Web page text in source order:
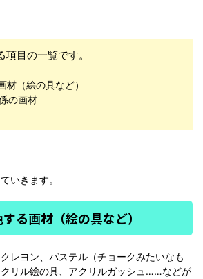
目の一覧です。
材（絵の具など）
の画材
いきます。
る画材（絵の具など）
レヨン、パステル（チョークみたいなも
リル絵の具、アクリルガッシュ……などが